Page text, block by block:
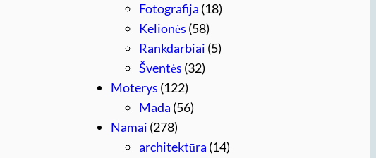
Fotografija (18)
Kelionės (58)
Rankdarbiai (5)
Šventės (32)
Moterys (122)
Mada (56)
Namai (278)
architektūra (14)